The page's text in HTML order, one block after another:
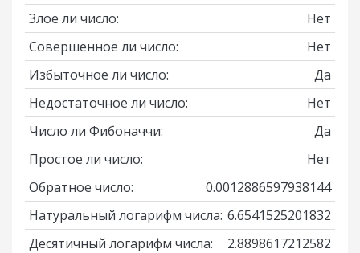
Злое ли число:
Нет
Совершенное ли число:
Нет
Избыточное ли число:
Да
Недостаточное ли число:
Нет
Число ли Фибоначчи:
Да
Простое ли число:
Нет
Обратное число:
0.0012886597938144
Натуральный логарифм числа: 6.6541525201832
Десятичный логарифм числа:
2.8898617212582